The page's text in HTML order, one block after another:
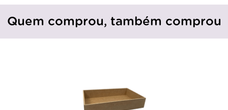
Quem comprou, também comprou